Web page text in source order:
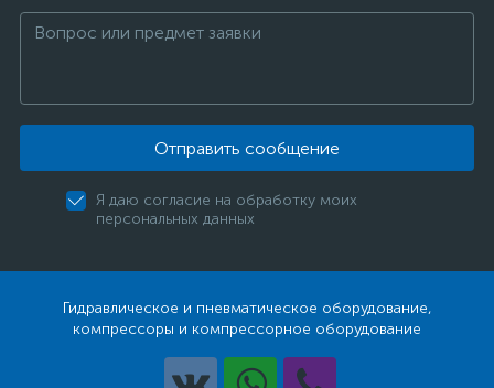
Отправить сообщение
Я даю согласие на обработку моих
персональных данных
Гидравлическое и пневматическое оборудование,
компрессоры и компрессорное оборудование